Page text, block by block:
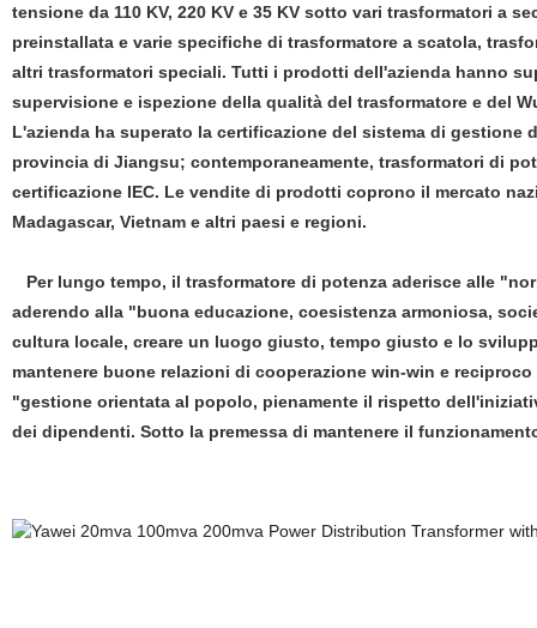
tensione da 110 KV, 220 KV e 35 KV sotto vari trasformatori a
preinstallata e varie specifiche di trasformatore a scatola,
altri trasformatori speciali. Tutti i prodotti dell'azienda hanno
supervisione e ispezione della qualità del trasformatore e del
L'azienda ha superato la certificazione del sistema di gestione
provincia di Jiangsu; contemporaneamente, trasformatori di
certificazione IEC. Le vendite di prodotti coprono il mercato
Madagascar, Vietnam e altri paesi e regioni.
Per lungo tempo, il trasformatore di potenza aderisce alle
aderendo alla "buona educazione, coesistenza armoniosa,
cultura locale, creare un luogo giusto, tempo giusto e lo
mantenere buone relazioni di cooperazione win-win e
"gestione orientata al popolo, pienamente il rispetto
dei dipendenti. Sotto la premessa di mantenere il